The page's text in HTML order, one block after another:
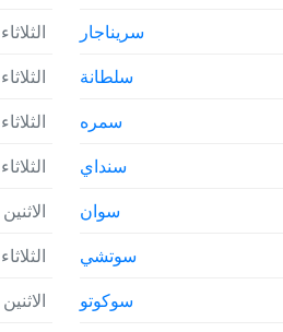
الثلاثاء
الثلاثاء
الثلاثاء
الثلاثاء
الاثنين
الثلاثاء
الاثنين
سريناجار
سلطانة
سمره
سنداي
سوان
سوتشي
سوكوتو